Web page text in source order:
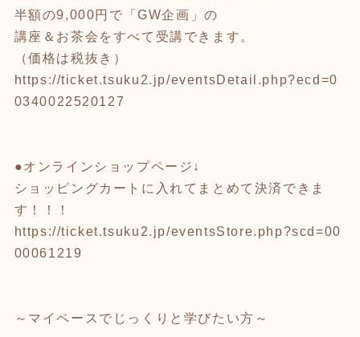
半額の9,000円で「GW企画」の
講座＆お茶会をすべて受講できます。
（価格は税抜き）
https://ticket.tsuku2.jp/eventsDetail.php?ecd=0
0340022520127
●オンラインショップページ↓
ショッピングカートに入れてまとめて決済できま
す！！！
https://ticket.tsuku2.jp/eventsStore.php?scd=00
00061219
～マイペースでじっくりと学びたい方～